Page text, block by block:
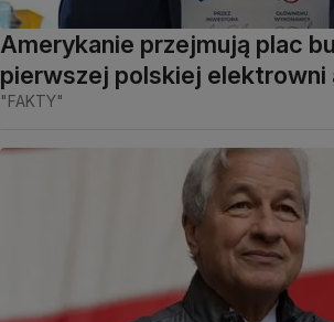
Amerykanie przejmują plac
pierwszej polskiej elektrowni
"FAKTY"